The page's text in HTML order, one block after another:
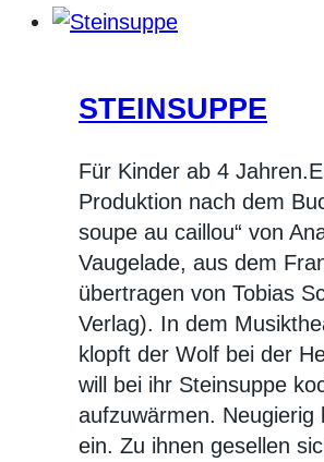
STEINSUPPE
Für Kinder ab 4
Produktion nach dem
soupe au caillou“ von
Vaugelade, aus dem
übertragen von Tobias
Verlag). In dem
klopft der Wolf bei der
will bei ihr Steinsuppe
aufzuwärmen. Neugierig
ein. Zu ihnen gesellen